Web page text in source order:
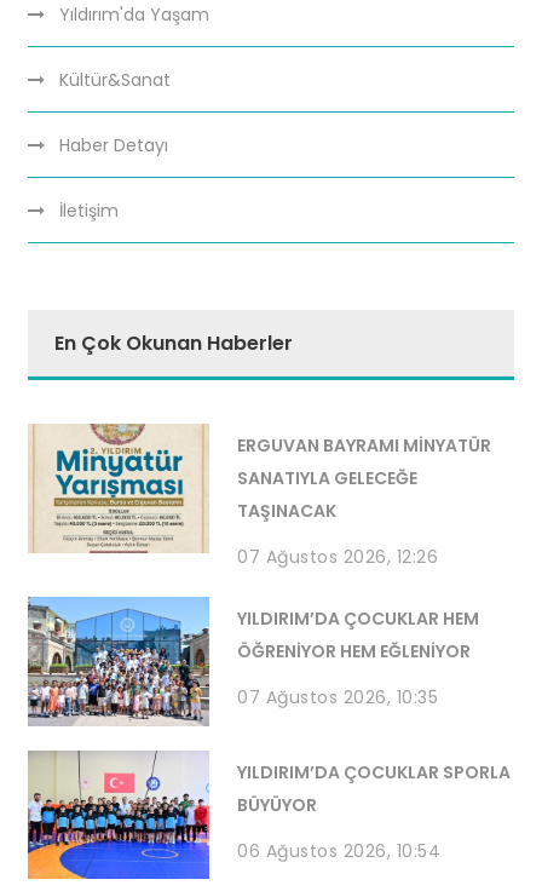
Yıldırım'da Yaşam
Kültür&Sanat
Haber Detayı
İletişim
En Çok Okunan Haberler
ERGUVAN BAYRAMI MİNYATÜR
SANATIYLA GELECEĞE
TAŞINACAK
07 Ağustos 2026, 12:26
YILDIRIM’DA ÇOCUKLAR HEM
ÖĞRENİYOR HEM EĞLENİYOR
07 Ağustos 2026, 10:35
YILDIRIM’DA ÇOCUKLAR SPORLA
BÜYÜYOR
06 Ağustos 2026, 10:54